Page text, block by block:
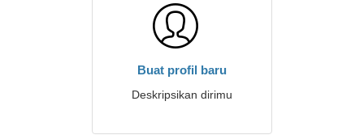
Buat profil baru
Deskripsikan dirimu